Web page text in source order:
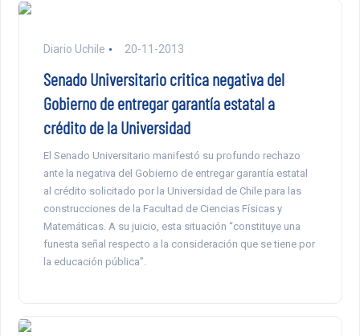
Diario Uchile 20-11-2013
Senado Universitario critica negativa del
Gobierno de entregar garantía estatal a
crédito de la Universidad
El Senado Universitario manifestó su profundo rechazo
ante la negativa del Gobierno de entregar garantía estatal
al crédito solicitado por la Universidad de Chile para las
construcciones de la Facultad de Ciencias Físicas y
Matemáticas. A su juicio, esta situación “constituye una
funesta señal respecto a la consideración que se tiene por
la educación pública”.